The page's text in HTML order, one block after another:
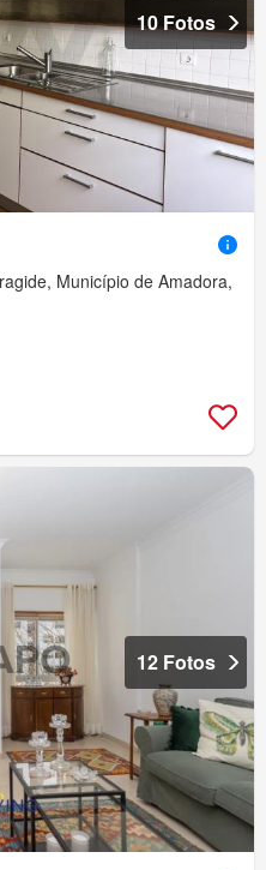
10 Fotos
Município de Amadora,
12 Fotos